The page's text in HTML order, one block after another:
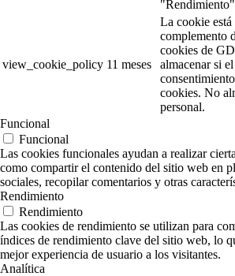
view_cookie_policy 11 meses
La cookie
complemento
cookies de
almacenar si
cookies. No
personal.
Funcional
Funcional
Las cookies funcionales ayudan a realizar
como compartir el contenido del sitio web en
sociales, recopilar comentarios y otras
Rendimiento
Rendimiento
Las cookies de rendimiento se utilizan para
índices de rendimiento clave del sitio web, lo
mejor experiencia de usuario a los visitantes.
Analítica